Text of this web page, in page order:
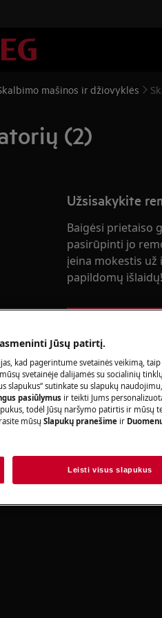
mašinos ir džiovyklės
(2)
Užsisakykite
Baigėsi prietaiso
pasirūpinti jo
įeina mokestis už
papildomų išlaidų!
Užsisakykite
Raskite savo
Spręskite
dokumentacijos
Rasti instrukciją
Jūsų patirtį.
kad pagerintume svetainės veikimą,
svetainėje dalijamės su socialinių
slapukus“ sutinkate su slapukų
pasiūlymus ir teikti Jums
todėl Jūsų naršymo patirtis ir mūsų
mūsų Slapukų pranešime ir
Leisti visus slapukus